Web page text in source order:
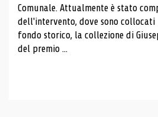
Comunale. Attualmente è stato
dell'intervento, dove sono
fondo storico, la collezione di
del premio ...